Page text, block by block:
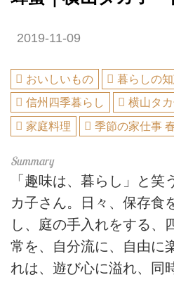
2019-11-09
おいしいもの 暮らしの
信州四季暮らし
横山タ
家庭料理
季節の家仕事
「趣味は、暮らし」と笑
カ子さん。日々、保存食
し、庭の手入れをする、
常を、自分流に、自由に
れは、遊び心に溢れ、同